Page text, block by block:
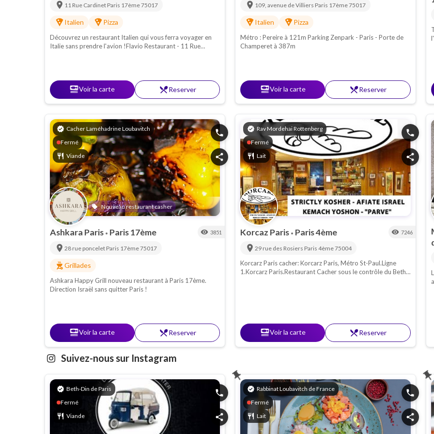
location_on 11 Rue Cardinet Paris 17ème75017
local_pizzaItalien local_pizzaPizza
Découvrez un restaurant Italien qui vous ferra voyager en
Italie sans prendre l'avion !Flavio Restaurant - 11 Rue
set_mealVoir la carte restaurant_menuReserver
location_on 109, avenue de Villiers Paris 17ème75017
local_pizzaItalien local_pizzaPizza
Métro : Pereire à 121m Parking Zenpark - Paris - Porte de
Champeret à 387m
set_mealVoir la carte restaurant_menuReserver
verified Cacher Laméhadrine Loubavitch
Fermé
restaurant Viande
local_offer Nouveau restaurant casher
phone
share
Ashkara Paris • Paris 17ème visibility 3851
location_on 28 rue poncelet Paris 17ème75017
outdoor_grillGrillades
Ashkara Happy Grill nouveau restaurant à Paris 17ème.
Direction Israël sans quitter Paris !
set_mealVoir la carte restaurant_menuReserver
verified Rav Mordehai Rottenberg
Fermé
restaurant Lait
phone
share
Korcaz Paris • Paris 4ème visibility 7246
location_on29 rue des Rosiers Paris 4ème75004
Korcarz Paris cacher: Korcarz Paris, Métro St-Paul.Ligne
1.Korcarz Paris.Restaurant Cacher sous le contrôle du Beth
set_mealVoir la carte restaurant_menuReserver
Suivez-nous sur Instagram
verified Beth-Din de Paris
Fermé
restaurant Viande
phone
share
push_pin
verified Rabbinat Loubavitch de France
Fermé
restaurant Lait
phone
share